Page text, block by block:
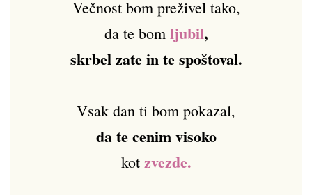
Večnost bom preživel tako,
da te bom ljubil,
skrbel zate in te spoštoval.
Vsak dan ti bom pokazal,
da te cenim visoko
kot zvezde.